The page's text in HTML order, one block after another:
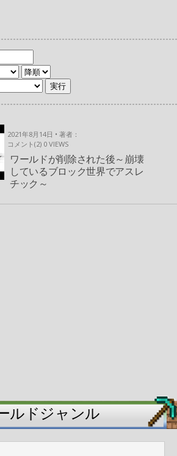
2021年8月14日 • 著者：
コメント(2) 0 VIEWS
ワールドが削除された後～崩壊
しているブロック世界でアスレ
チック～
ルドジャンル